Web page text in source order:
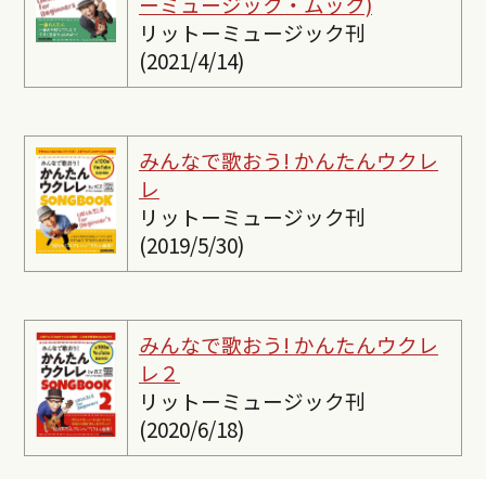
リットーミュージック刊
(2021/4/14)
みんなで歌おう! かんたんウクレ
レ
リットーミュージック刊
(2019/5/30)
みんなで歌おう! かんたんウクレ
レ２
リットーミュージック刊
(2020/6/18)